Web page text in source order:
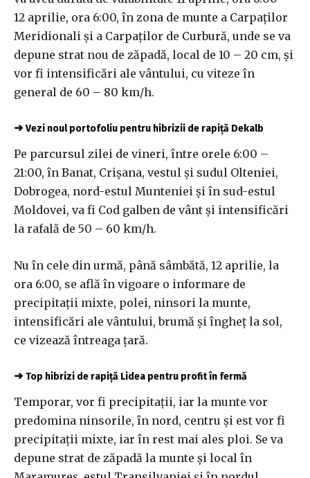
12 aprilie, ora 6:00, în zona de munte a Carpaţilor
Meridionali şi a Carpaţilor de Curbură, unde se va
depune strat nou de zăpadă, local de 10 – 20 cm, şi
vor fi intensificări ale vântului, cu viteze în
general de 60 – 80 km/h.
➜ Vezi noul portofoliu pentru hibrizii de rapiță Dekalb
Pe parcursul zilei de vineri, între orele 6:00 –
21:00, în Banat, Crişana, vestul şi sudul Olteniei,
Dobrogea, nord-estul Munteniei şi în sud-estul
Moldovei, va fi Cod galben de vânt şi intensificări
la rafală de 50 – 60 km/h.
Nu în cele din urmă, până sâmbătă, 12 aprilie, la
ora 6:00, se află în vigoare o informare de
precipitaţii mixte, polei, ninsori la munte,
intensificări ale vântului, brumă şi îngheţ la sol,
ce vizează întreaga ţară.
➜ Top hibrizi de rapiță Lidea pentru profit în fermă
Temporar, vor fi precipitaţii, iar la munte vor
predomina ninsorile, în nord, centru şi est vor fi
precipitaţii mixte, iar în rest mai ales ploi. Se va
depune strat de zăpadă la munte şi local în